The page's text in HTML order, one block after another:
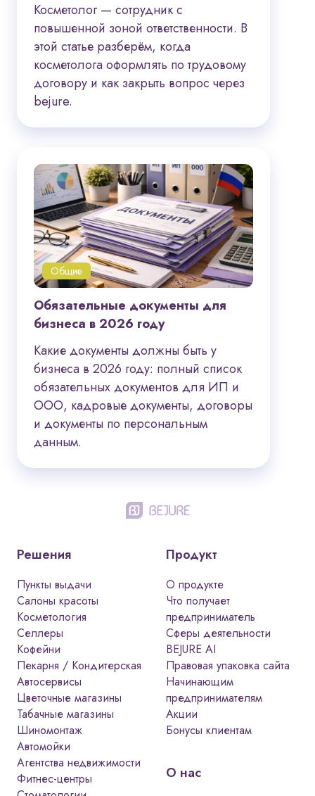
Косметолог — сотрудник с
повышенной зоной ответственности. В
этой статье разберём, когда
косметолога оформлять по трудовому
договору и как закрыть вопрос через
bejure.
Общие
Обязательные документы для
бизнеса в 2026 году
Какие документы должны быть у
бизнеса в 2026 году: полный список
обязательных документов для ИП и
ООО, кадровые документы, договоры
и документы по персональным
данным.
Решения
Пункты выдачи
Салоны красоты
Косметология
Селлеры
Кофейни
Пекарня / Кондитерская
Автосервисы
Цветочные магазины
Табачные магазины
Шиномонтаж
Автомойки
Агентства недвижимости
Фитнес-центры
Продукт
О продукте
Что получает
предприниматель
Сферы деятельности
BEJURE AI
Правовая упаковка сайта
Начинающим
предпринимателям
Акции
Бонусы клиентам
О нас